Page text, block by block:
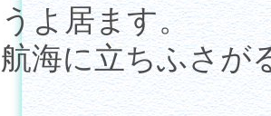
うよ居ます。
航海に立ちふさ